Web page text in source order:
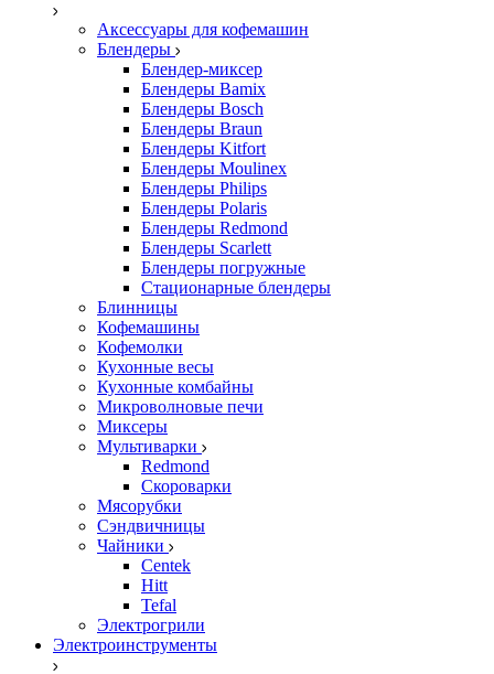
Аксессуары для кофемашин
Блендеры
Блендер-миксер
Блендеры Bamix
Блендеры Bosch
Блендеры Braun
Блендеры Kitfort
Блендеры Moulinex
Блендеры Philips
Блендеры Polaris
Блендеры Redmond
Блендеры Scarlett
Блендеры погружные
Стационарные блендеры
Блинницы
Кофемашины
Кофемолки
Кухонные весы
Кухонные комбайны
Микроволновые печи
Миксеры
Мультиварки
Redmond
Скороварки
Мясорубки
Сэндвичницы
Чайники
Centek
Hitt
Tefal
Электрогрили
Электроинструменты